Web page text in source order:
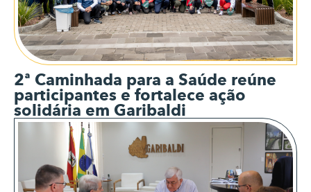
2ª Caminhada para a Saúde reúne
participantes e fortalece ação
solidária em Garibaldi